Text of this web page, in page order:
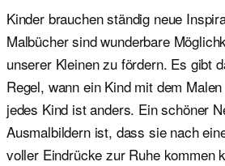
Kinder brauchen ständig neue
Malbücher sind wunderbare
unserer Kleinen zu fördern. Es gibt
Regel, wann ein Kind mit dem
jedes Kind ist anders. Ein schöner
Ausmalbildern ist, dass sie nach
voller Eindrücke zur Ruhe kommen